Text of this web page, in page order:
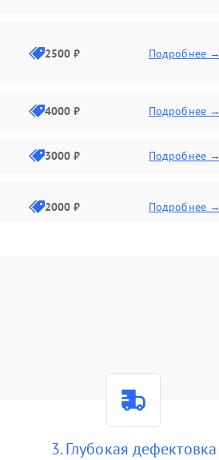
2500 ₽ Подробнее →
4000 ₽ Подробнее →
3000 ₽ Подробнее →
2000 ₽ Подробнее →
3. Глубокая дефектовка